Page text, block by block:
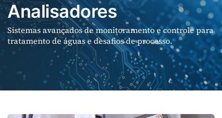
Analisadores
Sistemas avançados de monitoramento e controle para
tratamento de águas e desafios de processo.